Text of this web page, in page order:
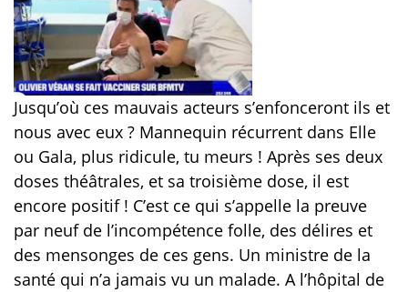
Jusqu’où ces mauvais acteurs s’enfonceront ils et
nous avec eux ? Mannequin récurrent dans Elle
ou Gala, plus ridicule, tu meurs ! Après ses deux
doses théâtrales, et sa troisième dose, il est
encore positif ! C’est ce qui s’appelle la preuve
par neuf de l’incompétence folle, des délires et
des mensonges de ces gens. Un ministre de la
santé qui n’a jamais vu un malade. A l’hôpital de